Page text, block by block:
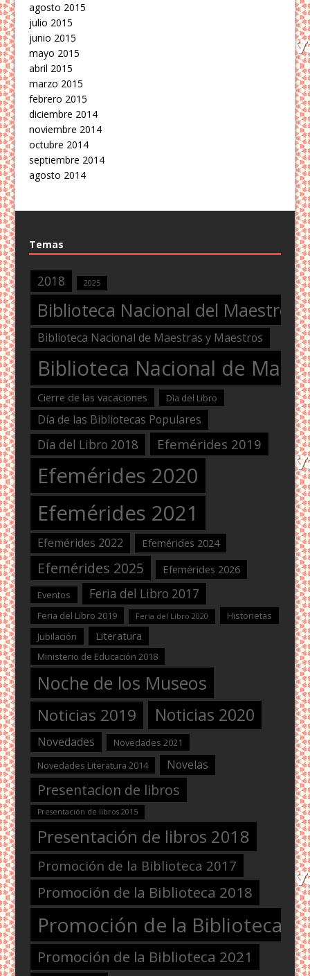
agosto 2015
julio 2015
junio 2015
mayo 2015
abril 2015
marzo 2015
febrero 2015
diciembre 2014
noviembre 2014
octubre 2014
septiembre 2014
agosto 2014
Temas
2018 2025
Biblioteca Nacional del Maestro
Biblioteca Nacional de Maestras y Maestros
Biblioteca Nacional de
Cierre de las vacaciones Dìa del Libro
Día de las Bibliotecas Populares
Día del Libro 2018 Efemérides 2019
Efemérides 2020
Efemérides 2021
Efemérides 2022 Efemérides 2024
Efemérides 2025 Efemérides 2026
Eventos Feria del Libro 2017
Feria del Libro 2019 Feria del Libro 2020
Historietas
Jubilación
Literatura
Ministerio de Educación 2018
Noche de los Museos
Noticias 2019 Noticias 2020
Novedades
Novedades 2021
Novedades Literatura 2014
Novelas
Presentacion de libros
Presentación de libros 2015
Presentación de libros 2018
Promoción de la Biblioteca 2017
Promoción de la Biblioteca 2018
Promoción de la Biblioteca
Promoción de la Biblioteca 2021